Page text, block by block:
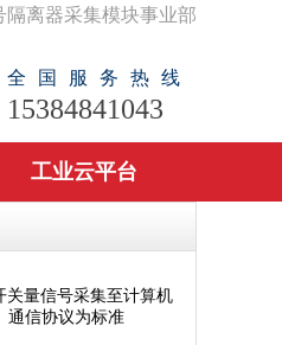
离器采集模块事业部
全国服务热线
15384841043
工业云平台
关量信号采集至计算机
通信协议为标准